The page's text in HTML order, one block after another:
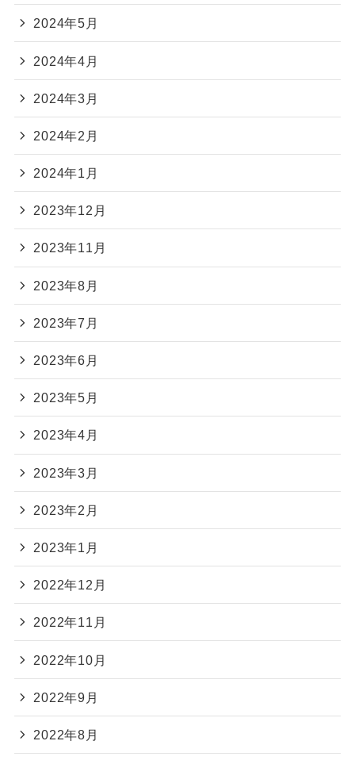
2024年5月
2024年4月
2024年3月
2024年2月
2024年1月
2023年12月
2023年11月
2023年8月
2023年7月
2023年6月
2023年5月
2023年4月
2023年3月
2023年2月
2023年1月
2022年12月
2022年11月
2022年10月
2022年9月
2022年8月